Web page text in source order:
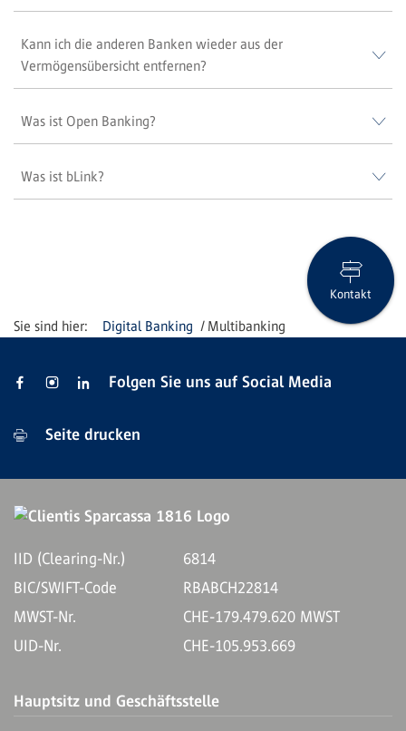
Kann ich die anderen Banken wieder aus der
Vermögensübersicht entfernen?
Was ist Open Banking?
Was ist bLink?
Digital Banking Multibanking
Kontakt
Folgen Sie uns auf Social Media
Seite drucken
IID (Clearing-Nr.)
6814
BIC/SWIFT-Code
RBABCH22814
MWST-Nr.
CHE-179.479.620 MWST
UID-Nr.
CHE-105.953.669
Hauptsitz und Geschäftsstelle